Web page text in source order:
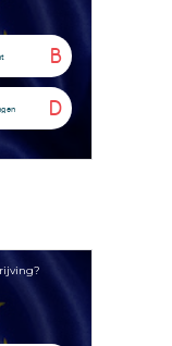
B
D